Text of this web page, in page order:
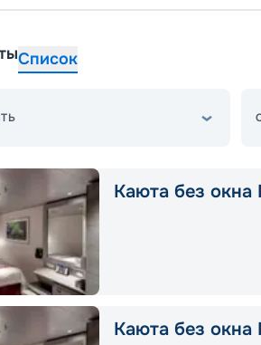
Список
Каюта без окна
Каюта без окна